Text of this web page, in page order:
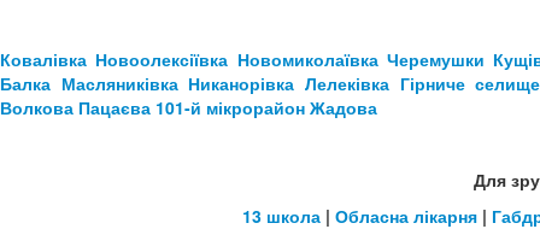
Ковалівка Новоолексіївка Новомиколаївка Черемушки
Балка Масляниківка Никанорівка Лелеківка Гірниче селище
Волкова Пацаєва 101-й мікрорайон Жадова
Для
13 школа| Обласна лікарня|